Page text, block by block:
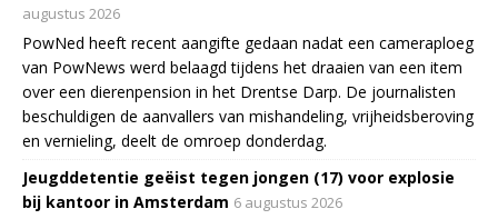
augustus 2026
PowNed heeft recent aangifte gedaan nadat een cameraploeg
van PowNews werd belaagd tijdens het draaien van een item
over een dierenpension in het Drentse Darp. De journalisten
beschuldigen de aanvallers van mishandeling, vrijheidsberoving
en vernieling, deelt de omroep donderdag.
Jeugddetentie geëist tegen jongen (17) voor explosie
bij kantoor in Amsterdam 6 augustus 2026